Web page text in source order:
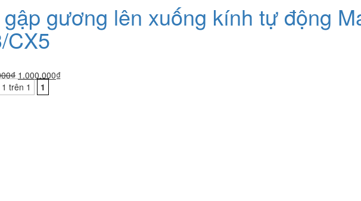
gương lên xuống kính tự động
CX5
₫ Giá
gốc
là:
1.000.000₫Giá
trên 1 1